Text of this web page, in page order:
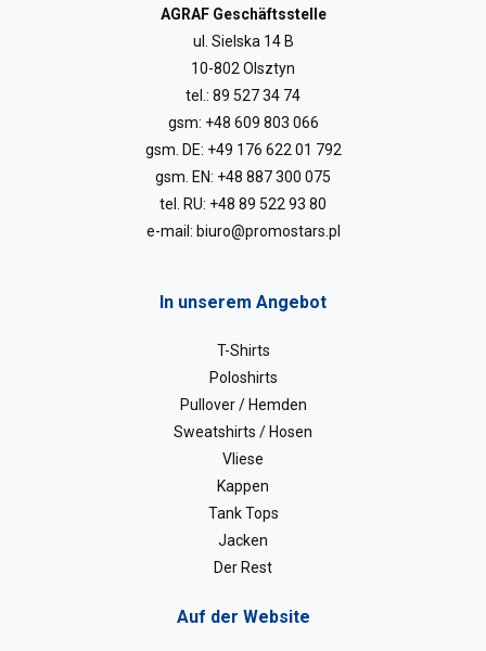
AGRAF Geschäftsstelle
ul. Sielska 14 B
10-802 Olsztyn
tel.: 89 527 34 74
gsm: +48 609 803 066
gsm. DE: +49 176 622 01 792
gsm. EN: +48 887 300 075
tel. RU: +48 89 522 93 80
e-mail: biuro@promostars.pl
In unserem Angebot
T-Shirts
Poloshirts
Pullover / Hemden
Sweatshirts / Hosen
Vliese
Kappen
Tank Tops
Jacken
Der Rest
Auf der Website